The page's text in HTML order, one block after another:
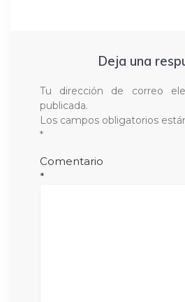
Deja una
Tu dirección de correo
publicada.
Los campos obligatorios
*
Comentario
*